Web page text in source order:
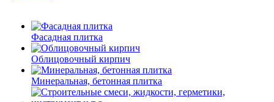
Фасадная плитка
Облицовочный кирпич
Минеральная, бетонная плитка